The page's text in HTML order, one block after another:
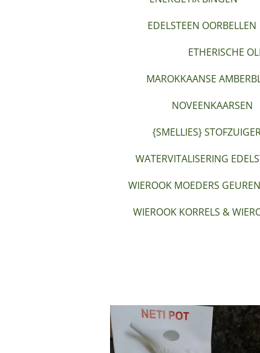
EDELSTEEN OORBELLEN
ETHERISCHE
MAROKKAANSE
NOVEENKAARSEN
{SMELLIES}
WATERVITALISERING
WIEROOK MOEDERS GEUREN
WIEROOK KORRELS &